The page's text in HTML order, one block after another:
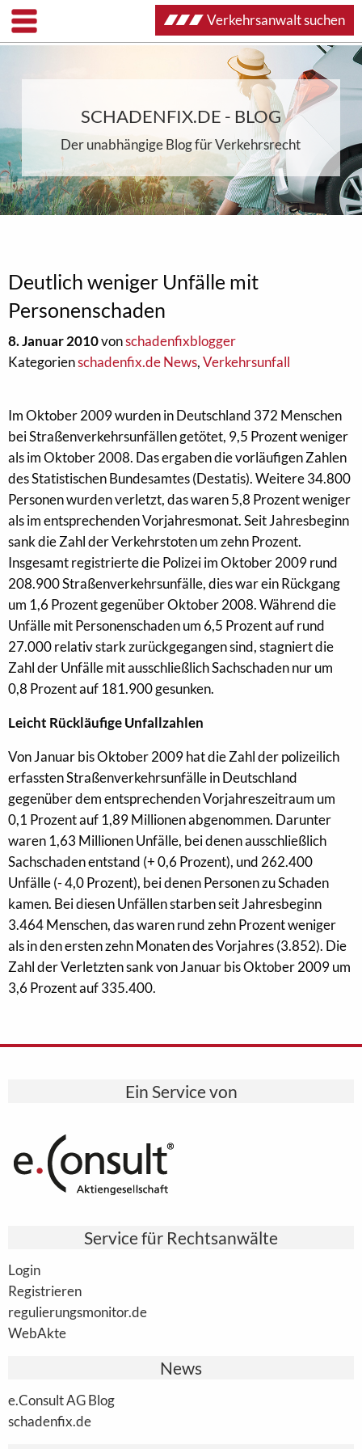
SCHADENFIX.DE - BLOG
Der unabhängige Blog für Verkehrsrecht
Deutlich weniger Unfälle mit
Personenschaden
8. Januar 2010vonschadenfixblogger
Kategorienschadenfix.de News,Verkehrsunfall
Im Oktober 2009 wurden in Deutschland 372 Menschen
bei Straßenverkehrsunfällen getötet, 9,5 Prozent weniger
als im Oktober 2008. Das ergaben die vorläufigen Zahlen
des Statistischen Bundesamtes (Destatis). Weitere 34.800
Personen wurden verletzt, das waren 5,8 Prozent weniger
als im entsprechenden Vorjahresmonat. Seit Jahresbeginn
sank die Zahl der Verkehrstoten um zehn Prozent.
Insgesamt registrierte die Polizei im Oktober 2009 rund
208.900 Straßenverkehrsunfälle, dies war ein Rückgang
um 1,6 Prozent gegenüber Oktober 2008. Während die
Unfälle mit Personenschaden um 6,5 Prozent auf rund
27.000 relativ stark zurückgegangen sind, stagniert die
Zahl der Unfälle mit ausschließlich Sachschaden nur um
0,8 Prozent auf 181.900 gesunken.
Leicht Rückläufige Unfallzahlen
Von Januar bis Oktober 2009 hat die Zahl der polizeilich
erfassten Straßenverkehrsunfälle in Deutschland
gegenüber dem entsprechenden Vorjahreszeitraum um
0,1 Prozent auf 1,89 Millionen abgenommen. Darunter
waren 1,63 Millionen Unfälle, bei denen ausschließlich
Sachschaden entstand (+ 0,6 Prozent), und 262.400
Unfälle (- 4,0 Prozent), bei denen Personen zu Schaden
kamen. Bei diesen Unfällen starben seit Jahresbeginn
3.464 Menschen, das waren rund zehn Prozent weniger
als in den ersten zehn Monaten des Vorjahres (3.852). Die
Zahl der Verletzten sank von Januar bis Oktober 2009 um
3,6 Prozent auf 335.400.
Ein Service von
Service für Rechtsanwälte
Login
Registrieren
regulierungsmonitor.de
WebAkte
News
e.Consult AG Blog
schadenfix.de
Verkehrsanwalt suchen